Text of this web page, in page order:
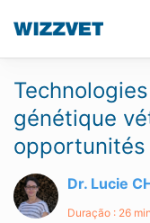
génétique
Dr. Lucie
Duração : 26 min